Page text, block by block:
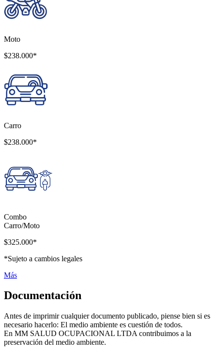
Moto
$238.000*
Carro
$238.000*
Combo
Carro/Moto
$325.000*
*Sujeto a cambios legales
Más
Documentación
Antes de imprimir cualquier documento publicado, piense bien si es
necesario hacerlo: El medio ambiente es cuestión de todos.
En MM SALUD OCUPACIONAL LTDA contribuimos a la
preservación del medio ambiente.